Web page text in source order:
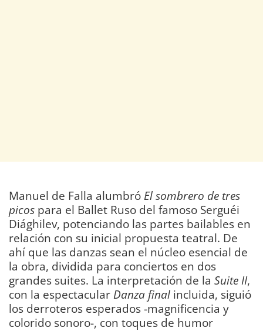
Manuel de Falla alumbró El sombrero de tres
picos para el Ballet Ruso del famoso Serguéi
Diághilev, potenciando las partes bailables en
relación con su inicial propuesta teatral. De
ahí que las danzas sean el núcleo esencial de
la obra, dividida para conciertos en dos
grandes suites. La interpretación de la Suite II,
con la espectacular Danza final incluida, siguió
los derroteros esperados -magnificencia y
colorido sonoro-, con toques de humor